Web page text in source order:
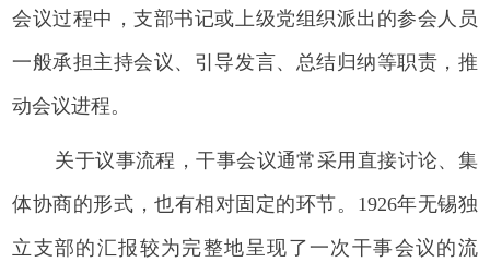
会议过程中，支部书记或上级党组织派出的参会人员
一般承担主持会议、引导发言、总结归纳等职责，推
动会议进程。
关于议事流程，干事会议通常采用直接讨论、集
体协商的形式，也有相对固定的环节。1926年无锡独
立支部的汇报较为完整地呈现了一次干事会议的流